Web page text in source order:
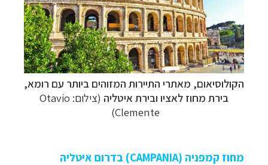
הקולוסיאום, מאתרי התיירות המזוהים ביותר עם רומא,
בירת מחוז לאציו ובירת איטליה (צילום: Otavio
Clemente
)
מחוז קמפניה (CAMPANIA) בדרום איטליה